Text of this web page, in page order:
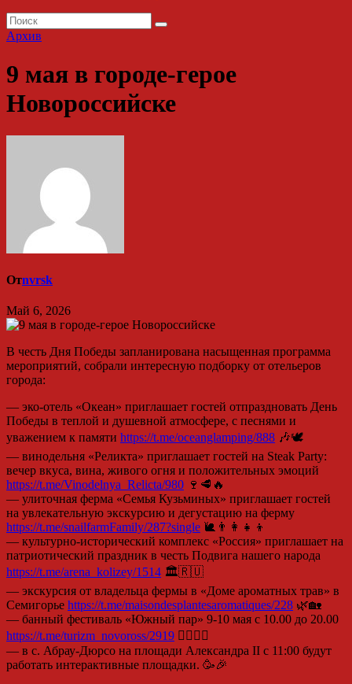
Архив
9 мая в городе-герое
Новороссийске
Отnvrsk
Май 6, 2026
В честь Дня Победы запланирована насыщенная программа
мероприятий, собрали интересную подборку от отельеров
города:
— эко-отель «Океан» приглашает гостей отпраздновать День
Победы в теплой и душевной атмосфере, с песнями и
уважением к памяти https://t.me/oceanglamping/888 🎶🕊️
— винодельня «Реликта» приглашает гостей на Steak Party:
вечер вкуса, вина, живого огня и положительных эмоций
https://t.me/Vinodelnya_Relicta/980 🍷🥩🔥
— улиточная ферма «Семья Кузьминых» приглашает гостей
на увлекательную экскурсию и дегустацию на ферму
https://t.me/snailfarmFamily/287?single 🐌👨‍👩‍👧‍👦
— культурно-исторический комплекс «Россия» приглашает на
патриотический праздник в честь Подвига нашего народа
https://t.me/arena_kolizey/1514 🏛️🇷🇺
— экскурсия от владельца фермы в «Доме ароматных трав» в
Семигорье https://t.me/maisondesplantesaromatiques/228 🌿🏡
— банный фестиваль «Южный пар» 9-10 мая с 10.00 до 20.00
https://t.me/turizm_novoross/2919 🧖‍♀️🧖‍♂️
— в с. Абрау-Дюрсо на площади Александра II с 11:00 будут
работать интерактивные площадки. 🥳🎉